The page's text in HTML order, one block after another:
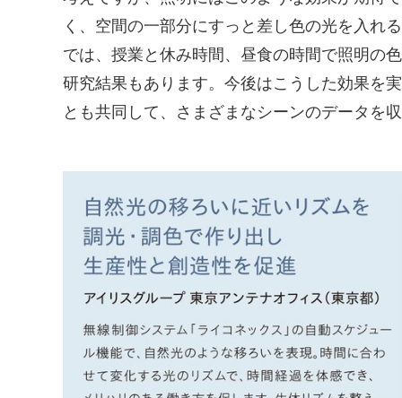
く、空間の一部分にすっと差し色の光を入れ
では、授業と休み時間、昼食の時間で照明の
研究結果もあります。今後はこうした効果を
とも共同して、さまざまなシーンのデータを